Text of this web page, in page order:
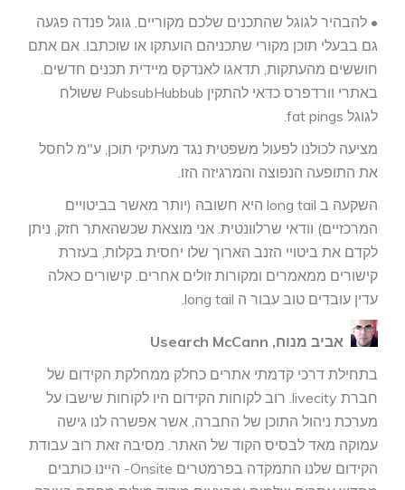
• להבהיר לגוגל שהתכנים שלכם מקוריים. גוגל פנדה פגעה
גם בבעלי תוכן מקורי שתכניהם הועתקו או שוכתבו. אם אתם
חוששים מהעתקות, תדאגו לאנדקס מיידית תכנים חדשים.
באתרי וורדפרס כדאי להתקין PubsubHubbub ששולח
לגוגל fat pings.
מציעה לכולנו לפעול משפטית נגד מעתיקי תוכן, ע"מ לחסל
את התופעה הנפוצה והמרגיזה הזו.
השקעה ב long tail היא חשובה (יותר מאשר בביטויים
המרכזיים) וודאי שרלוונטית. אני מוצאת שכשהאתר חזק, ניתן
לקדם את ביטויי הזנב הארוך שלו יחסית בקלות, בעזרת
קישורים ממאמרים ומקורות זולים אחרים. קישורים כאלה
עדין עובדים טוב עבור ה long tail.
אביב מנוח, Usearch McCann
בתחילת דרכי קדמתי אתרים כחלק ממחלקת הקידום של
חברת livecity. רוב לקוחות הקידום היו לקוחות שישבו על
מערכת ניהול התוכן של החברה, אשר אפשרה לנו גישה
עמוקה מאד לבסיס הקוד של האתר. מסיבה זאת רוב עבודת
הקידום שלנו התמקדה בפרמטרים Onsite- היינו כותבים